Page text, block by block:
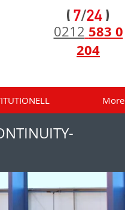
0212 583 0
204
More